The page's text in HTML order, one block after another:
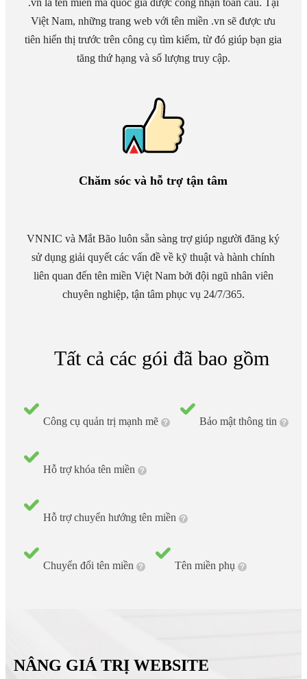
Việt Nam, những trang web với tên miền .vn sẽ được ưu
tiên hiển thị trước trên công cụ tìm kiếm, từ đó giúp bạn gia
tăng thứ hạng và số lượng truy cập.
Chăm sóc và hỗ trợ tận tâm
VNNIC và Mắt Bão luôn sẵn sàng trợ giúp người đăng ký
sử dụng giải quyết các vấn đề về kỹ thuật và hành chính
liên quan đến tên miền Việt Nam bởi đội ngũ nhân viên
chuyên nghiệp, tận tâm phục vụ 24/7/365.
Tất cả các gói đã bao gồm
Công cụ quản trị mạnh mẽ Bảo mật thông tin
Hỗ trợ khóa tên miền
Hỗ trợ chuyển hướng tên miền
Chuyển đổi tên miền Tên miền phụ
NÂNG GIÁ TRỊ WEBSITE